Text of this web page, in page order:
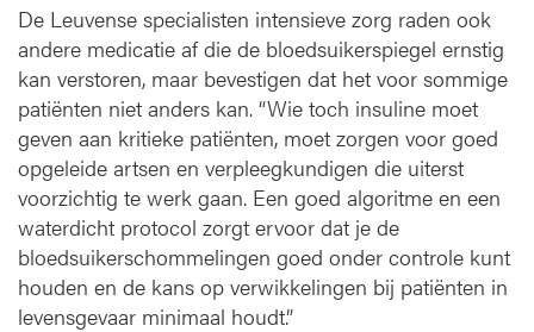
De Leuvense specialisten intensieve zorg raden ook
andere medicatie af die de bloedsuikerspiegel ernstig
kan verstoren, maar bevestigen dat het voor sommige
patiënten niet anders kan. “Wie toch insuline moet
geven aan kritieke patiënten, moet zorgen voor goed
opgeleide artsen en verpleegkundigen die uiterst
voorzichtig te werk gaan. Een goed algoritme en een
waterdicht protocol zorgt ervoor dat je de
bloedsuikerschommelingen goed onder controle kunt
houden en de kans op verwikkelingen bij patiënten in
levensgevaar minimaal houdt.”